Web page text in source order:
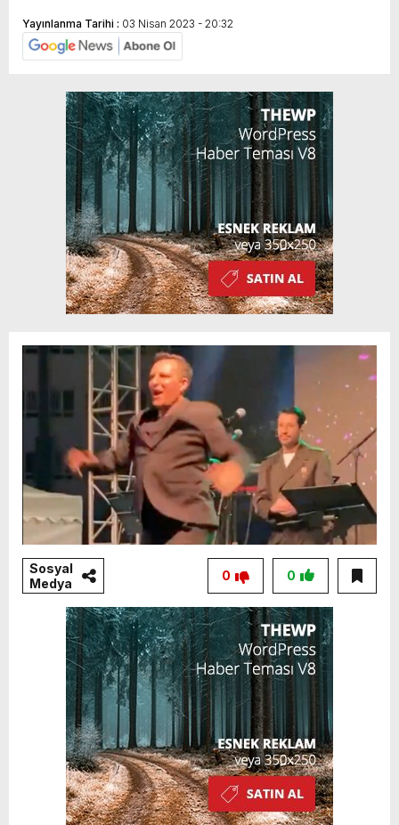
Yayınlanma Tarihi : 03 Nisan 2023 - 20:32
Sosyal
Medya
0
0